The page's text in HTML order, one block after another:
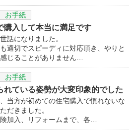
お手紙
購入して本当に満足です
話になりました。
適切でスピーディに対応頂き、やりと
じることがありません…
お手紙
れている姿勢が大変印象的でした
当方が初めての住宅購入で慣れないな
だきました。
加入、リフォームまで、各…